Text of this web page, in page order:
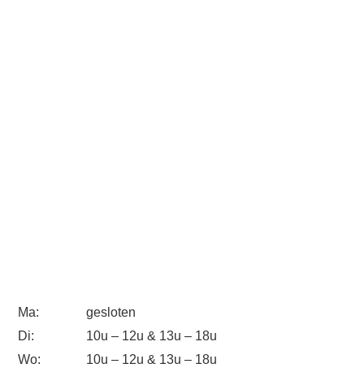
Ma:
gesloten
Di:
10u – 12u & 13u – 18u
Wo:
10u – 12u & 13u – 18u